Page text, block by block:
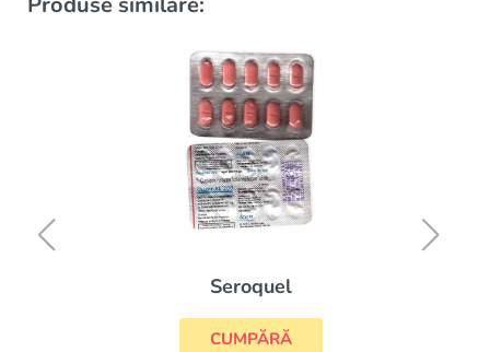
Seroquel
CUMPĂRĂ